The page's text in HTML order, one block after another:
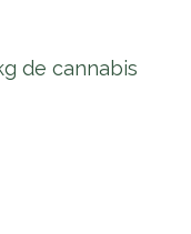
de cannabis